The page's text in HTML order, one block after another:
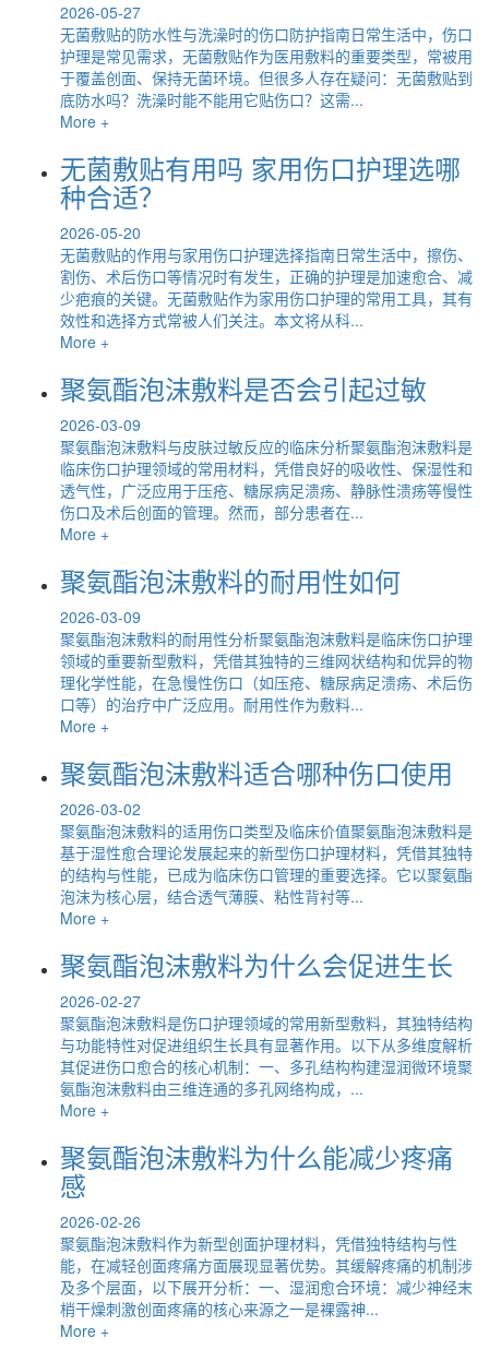
2026-05-27
无菌敷贴的防水性与洗澡时的伤口防护指南日常生活中，伤口
护理是常见需求，无菌敷贴作为医用敷料的重要类型，常被用
于覆盖创面、保持无菌环境。但很多人存在疑问：无菌敷贴到
底防水吗？洗澡时能不能用它贴伤口？这需...
More +
无菌敷贴有用吗 家用伤口护理选哪
种合适？
2026-05-20
无菌敷贴的作用与家用伤口护理选择指南日常生活中，擦伤、
割伤、术后伤口等情况时有发生，正确的护理是加速愈合、减
少疤痕的关键。无菌敷贴作为家用伤口护理的常用工具，其有
效性和选择方式常被人们关注。本文将从科...
More +
聚氨酯泡沫敷料是否会引起过敏
2026-03-09
聚氨酯泡沫敷料与皮肤过敏反应的临床分析聚氨酯泡沫敷料是
临床伤口护理领域的常用材料，凭借良好的吸收性、保湿性和
透气性，广泛应用于压疮、糖尿病足溃疡、静脉性溃疡等慢性
伤口及术后创面的管理。然而，部分患者在...
More +
聚氨酯泡沫敷料的耐用性如何
2026-03-09
聚氨酯泡沫敷料的耐用性分析聚氨酯泡沫敷料是临床伤口护理
领域的重要新型敷料，凭借其独特的三维网状结构和优异的物
理化学性能，在急慢性伤口（如压疮、糖尿病足溃疡、术后伤
口等）的治疗中广泛应用。耐用性作为敷料...
More +
聚氨酯泡沫敷料适合哪种伤口使用
2026-03-02
聚氨酯泡沫敷料的适用伤口类型及临床价值聚氨酯泡沫敷料是
基于湿性愈合理论发展起来的新型伤口护理材料，凭借其独特
的结构与性能，已成为临床伤口管理的重要选择。它以聚氨酯
泡沫为核心层，结合透气薄膜、粘性背衬等...
More +
聚氨酯泡沫敷料为什么会促进生长
2026-02-27
聚氨酯泡沫敷料是伤口护理领域的常用新型敷料，其独特结构
与功能特性对促进组织生长具有显著作用。以下从多维度解析
其促进伤口愈合的核心机制：一、多孔结构构建湿润微环境聚
氨酯泡沫敷料由三维连通的多孔网络构成，...
More +
聚氨酯泡沫敷料为什么能减少疼痛
感
2026-02-26
聚氨酯泡沫敷料作为新型创面护理材料，凭借独特结构与性
能，在减轻创面疼痛方面展现显著优势。其缓解疼痛的机制涉
及多个层面，以下展开分析：一、湿润愈合环境：减少神经末
梢干燥刺激创面疼痛的核心来源之一是裸露神...
More +